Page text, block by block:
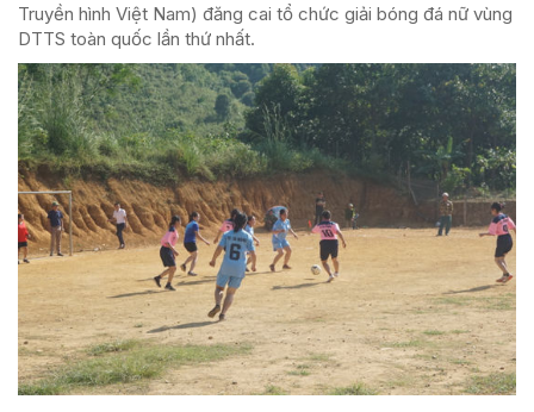
Truyền hình Việt Nam) đăng cai tổ chức giải bóng đá nữ vùng
DTTS toàn quốc lần thứ nhất.